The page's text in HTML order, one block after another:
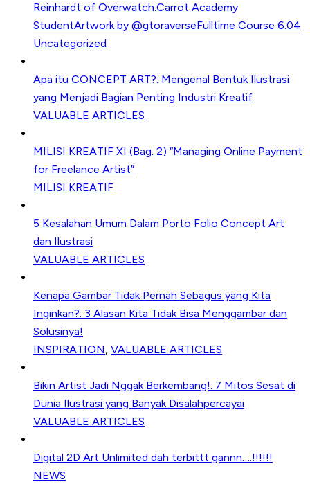
Reinhardt of Overwatch:Carrot Academy
StudentArtwork by @gtoraverseFulltime Course 6.04
Uncategorized
Apa itu CONCEPT ART?: Mengenal Bentuk Ilustrasi
yang Menjadi Bagian Penting Industri Kreatif
VALUABLE ARTICLES
MILISI KREATIF XI (Bag. 2) “Managing Online Payment
for Freelance Artist”
MILISI KREATIF
5 Kesalahan Umum Dalam Porto Folio Concept Art
dan Ilustrasi
VALUABLE ARTICLES
Kenapa Gambar Tidak Pernah Sebagus yang Kita
Inginkan?: 3 Alasan Kita Tidak Bisa Menggambar dan
Solusinya!
INSPIRATION, VALUABLE ARTICLES
Bikin Artist Jadi Nggak Berkembang!: 7 Mitos Sesat di
Dunia Ilustrasi yang Banyak Disalahpercayai
VALUABLE ARTICLES
Digital 2D Art Unlimited dah terbittt gannn….!!!!!!
NEWS